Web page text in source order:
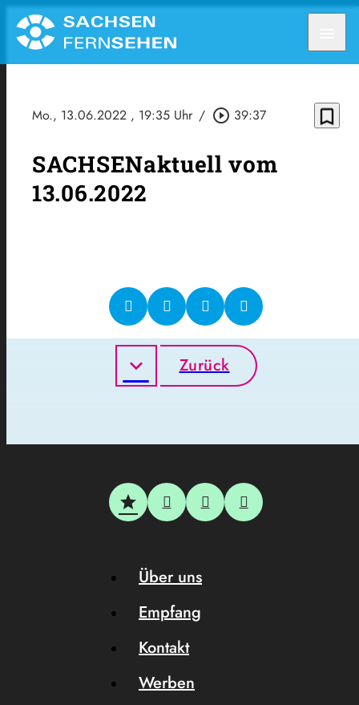
Mo., 13.06.2022 , 19:35 Uhr / play_circle_outline 39:37 bookmark_border
SACHSENaktuell vom
13.06.2022
Zurück
Über uns
Empfang
Kontakt
Werben